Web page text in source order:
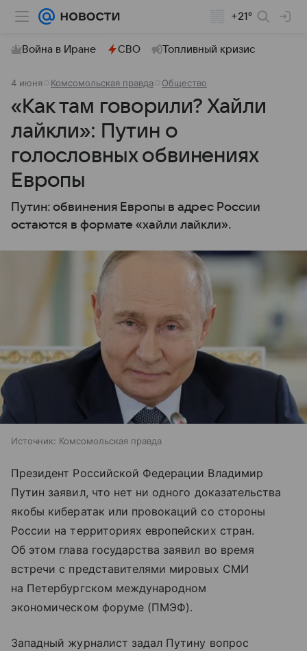
+21°
Война в Иране СВО Топливный кризис
4 июня Комсомольская правда Общество
«Как там говорили? Хайли
лайкли»: Путин о
голословных обвинениях
Европы
Путин: обвинения Европы в адрес России
остаются в формате «хайли лайкли».
Источник: Комсомольская правда
Президент Российской Федерации Владимир
Путин заявил, что нет ни одного доказательства
якобы кибератак или провокаций со стороны
России на территориях европейских стран.
Об этом глава государства заявил во время
встречи с представителями мировых СМИ
на Петербургском международном
экономическом форуме (ПМЭФ).
Западный журналист задал Путину вопрос